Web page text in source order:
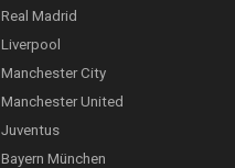
Real Madrid
Liverpool
Manchester City
Manchester United
Juventus
Bayern München